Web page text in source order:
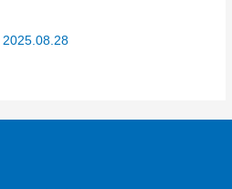
2025.08.28